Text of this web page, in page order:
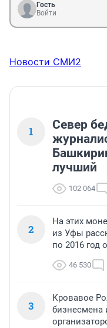
Гость
Войти
Новости СМИ2
1
Север
лучший
102 064
2
На этих
из Уфы
по 2016 год
46 530
3
Кровавое
бизнесмена